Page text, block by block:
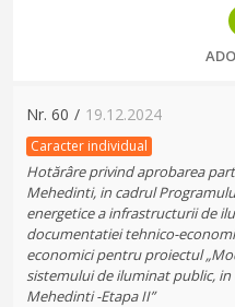
Nr. 60 / 19.12.2024
Caracter individual
Hotărâre privind aprobarea
Mehedinti, in cadrul
energetice a infrastructurii de
documentatiei tehnico-
economici pentru proiectul
sistemului de iluminat public,
Mehedinti -Etapa II”